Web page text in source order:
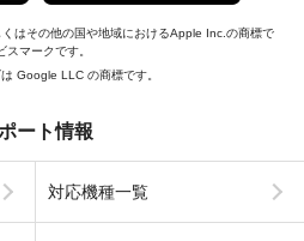
はその他の国や地域におけるApple Inc.の商標で
マークです。
Google LLC の商標です。
ート情報
対応機種一覧